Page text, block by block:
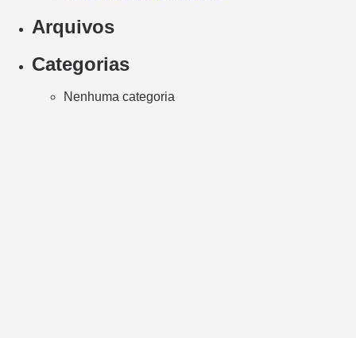
Arquivos
Categorias
Nenhuma categoria